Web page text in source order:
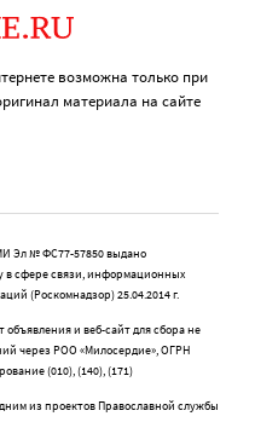
возможна только при
материала на сайте
Эл № ФС77-57850 выдано
в сфере связи, информационных
(Роскомнадзор) 25.04.2014 г.
и веб-сайт для сбора не
через РОО «Милосердие», ОГРН
(010), (140), (171)
из проектов Православной службы